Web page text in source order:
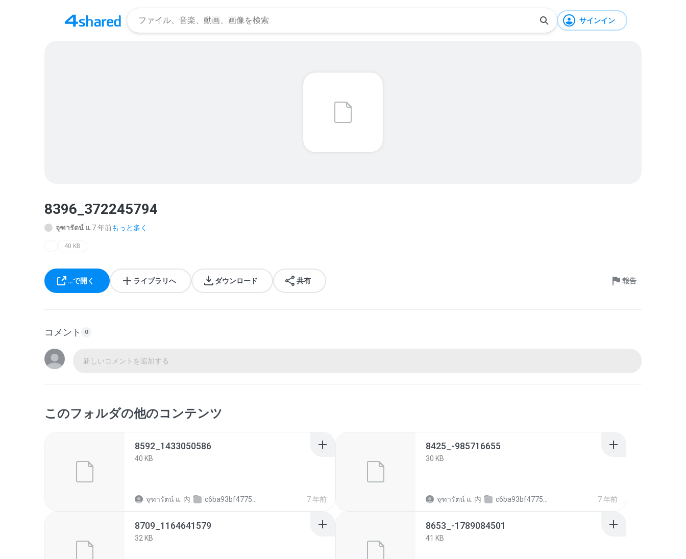
サインイン
8396_372245794
จุฑารัตน์ แ.7 年前もっと多く...
40 KB
…で開く ライブラリへ ダウンロード 共有 報告
コメント 0
新しいコメントを追加する
このフォルダの他のコンテンツ
8592_1433050586
40 KB
จุฑารัตน์ แ. 内 c6ba93bf4775956b5b18ad69ce4aa4082 7 年前
8425_-985716655
30 KB
จุฑารัตน์ แ. 内 c6ba93bf4775956b5b18ad69ce4aa4082 7 年前
8709_1164641579
32 KB
8653_-1789084501
41 KB